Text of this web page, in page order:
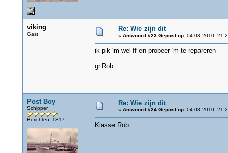
viking
Gast
Re: Wie zijn dit
« Antwoord #23 Gepost op:04-03-2010,
ik pik 'm wel ff en probeer 'm te repareren
gr.Rob
Post Boy
Schipper
Berichten: 1317
Re: Wie zijn dit
« Antwoord #24 Gepost op:04-03-2010,
Klasse Rob.